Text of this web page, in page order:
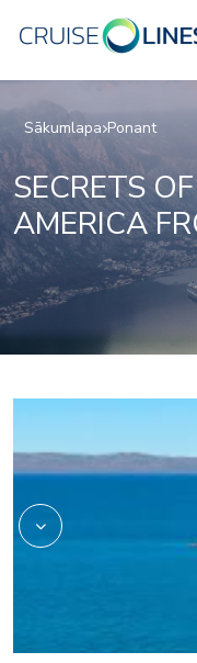
Sākumlapa Ponant
SECRETS
AMERICA